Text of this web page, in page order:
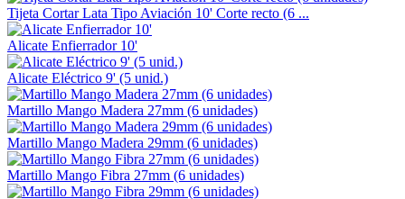
Tijeta Cortar Lata Tipo Aviación 10' Corte recto (6 ...
Alicate Enfierrador 10'
Alicate Eléctrico 9' (5 unid.)
Martillo Mango Madera 27mm (6 unidades)
Martillo Mango Madera 29mm (6 unidades)
Martillo Mango Fibra 27mm (6 unidades)